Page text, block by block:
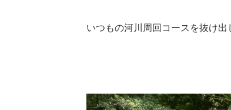
いつもの河川周回コースを抜け